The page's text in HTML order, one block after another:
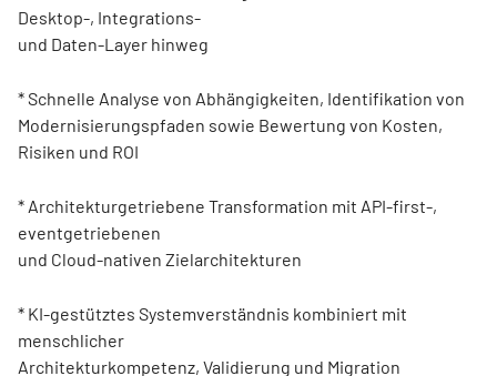
Desktop-, Integrations-
und Daten-Layer hinweg
* Schnelle Analyse von Abhängigkeiten, Identifikation von
Modernisierungspfaden sowie Bewertung von Kosten,
Risiken und ROI
* Architekturgetriebene Transformation mit API-first-,
eventgetriebenen
und Cloud-nativen Zielarchitekturen
* KI-gestütztes Systemverständnis kombiniert mit
menschlicher
Architekturkompetenz, Validierung und Migration